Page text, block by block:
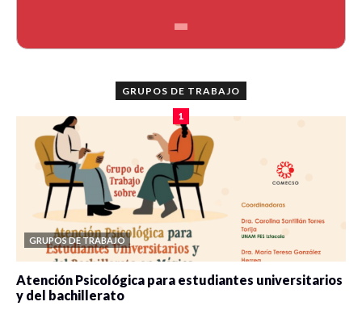
Arturo Alvarado (ColMex) y Jesica Vega (UG)
(Coords.) (2021)
“León, de la ciudad a la
metrópoli”
Comentaristas: Dr. Luis Miguel Rionda Ramírez y Dr.
Aquiles O Ávila Quijas
Valerdi G. M. A (Coord.) (2020)
“Voces de mujeres
y otras señales. Abordaje multidisciplinario
sobre el desarrollo”
GRUPOS DE TRABAJO
1
GRUPOS DE TRABAJO
Atención Psicológica para estudiantes universitarios
y del bachillerato